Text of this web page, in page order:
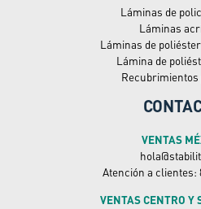
Láminas de
Láminas
Láminas de
Lámina de
Recubrimientos
VENTAS
Atención a clientes:
VENTAS CENTRO Y